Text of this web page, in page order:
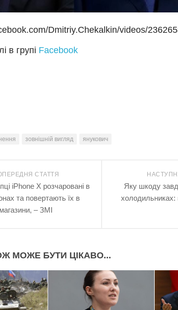
Dmitriy.Chekalkin/videos/
в групі Facebook
зовнішній вигляд янукович
Яку шкоду
холодильниках:
СТАТТЯ
iPhone X розчаровані в
та повертають їх в
магазини, – ЗМІ
МОЖЕ БУТИ ЦІКАВО...